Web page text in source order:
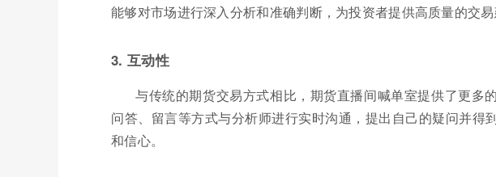
能够对市场进行深入分析和准确判断，为投资者提供高质量的交易
3. 互动性
与传统的期货交易方式相比，期货直播间喊单室提供了更多
问答、留言等方式与分析师进行实时沟通，提出自己的疑问并得
和信心。